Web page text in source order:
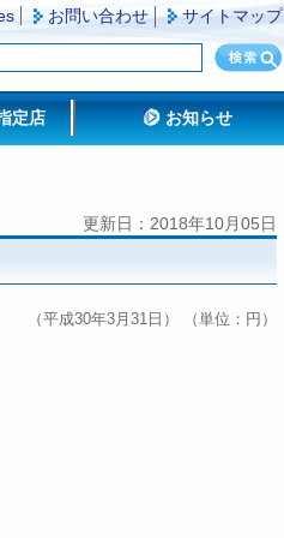
お問い合わせ サイトマップ
定店 お知らせ
更新日：2018年10月05日
（平成30年3月31日） （単位：円）